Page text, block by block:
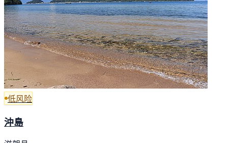
低风险
沖島